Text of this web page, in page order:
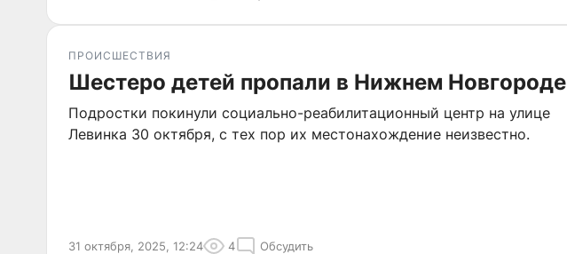
ПРОИСШЕСТВИЯ
Шестеро детей пропали в Нижнем Новгороде
Подростки покинули социально-реабилитационный центр на улице
Левинка 30 октября, с тех пор их местонахождение неизвестно.
31 октября, 2025, 12:24 4 Обсудить